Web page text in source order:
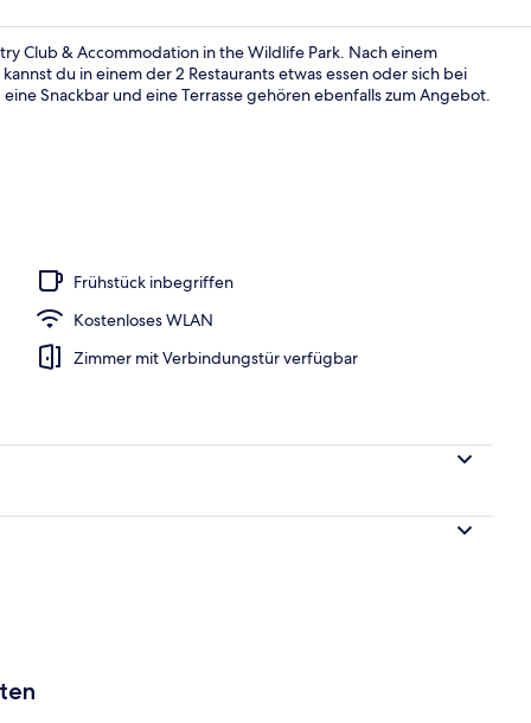
Club & Accommodation in the Wildlife Park. Nach einem
du in einem der 2 Restaurants etwas essen oder sich bei
Snackbar und eine Terrasse gehören ebenfalls zum Angebot.
Frühstück inbegriffen
Kostenloses WLAN
Zimmer mit Verbindungstür verfügbar